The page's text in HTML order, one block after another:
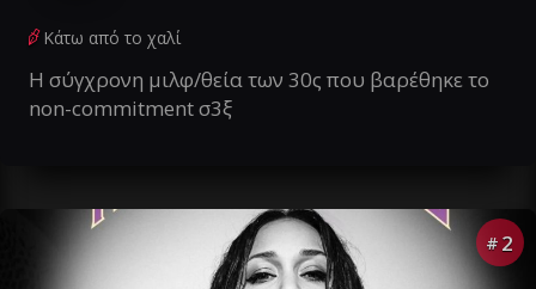
Κάτω από το χαλί
Η σύγχρονη μιλφ/θεία των 30ς που βαρέθηκε το
non-commitment σ3ξ
# 2